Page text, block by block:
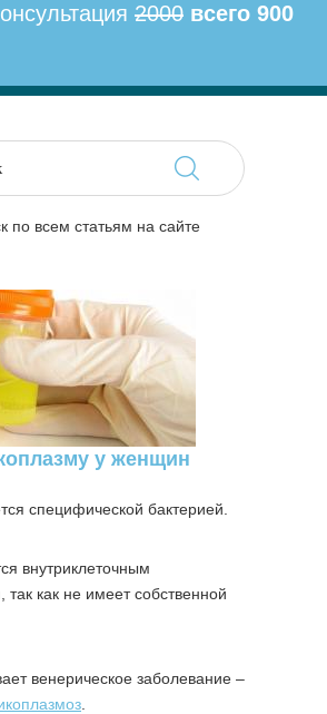
2000 всего 900
по всем статьям на сайте
у женщин
специфической бактерией.
внутриклеточным
так как не имеет собственной
венерическое заболевание –